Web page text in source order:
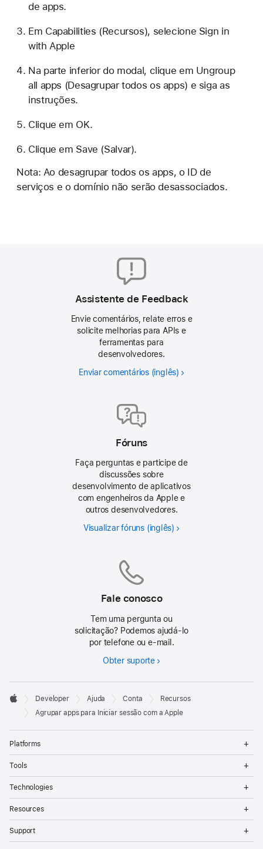
de apps.
Em Capabilities (Recursos), selecione Sign in
with Apple
Na parte inferior do modal, clique em Ungroup
all apps (Desagrupar todos os apps) e siga as
instruções.
Clique em OK.
Clique em Save (Salvar).
Nota: Ao desagrupar todos os apps, o ID de
serviços e o domínio não serão desassociados.
Assistente de Feedback
Envie comentários, relate erros e
solicite melhorias para APIs e
ferramentas para
desenvolvedores.
Enviar comentários
Fóruns
Faça perguntas e participe de
discussões sobre
desenvolvimento de aplicativos
com engenheiros da Apple e
outros desenvolvedores.
Visualizar fóruns
Fale conosco
Tem uma pergunta ou
solicitação? Podemos ajudá-lo
por telefone ou e-mail.
Obter suporte
Developer
Footer

Apple
Developer Ajuda Conta
Recursos
Agrupar apps para Iniciar sessão com a Apple
Platforms
Tools
Technologies
Resources
Support